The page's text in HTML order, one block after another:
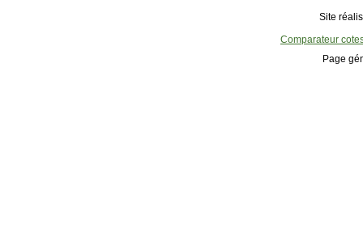
Site
Comparateur
Page